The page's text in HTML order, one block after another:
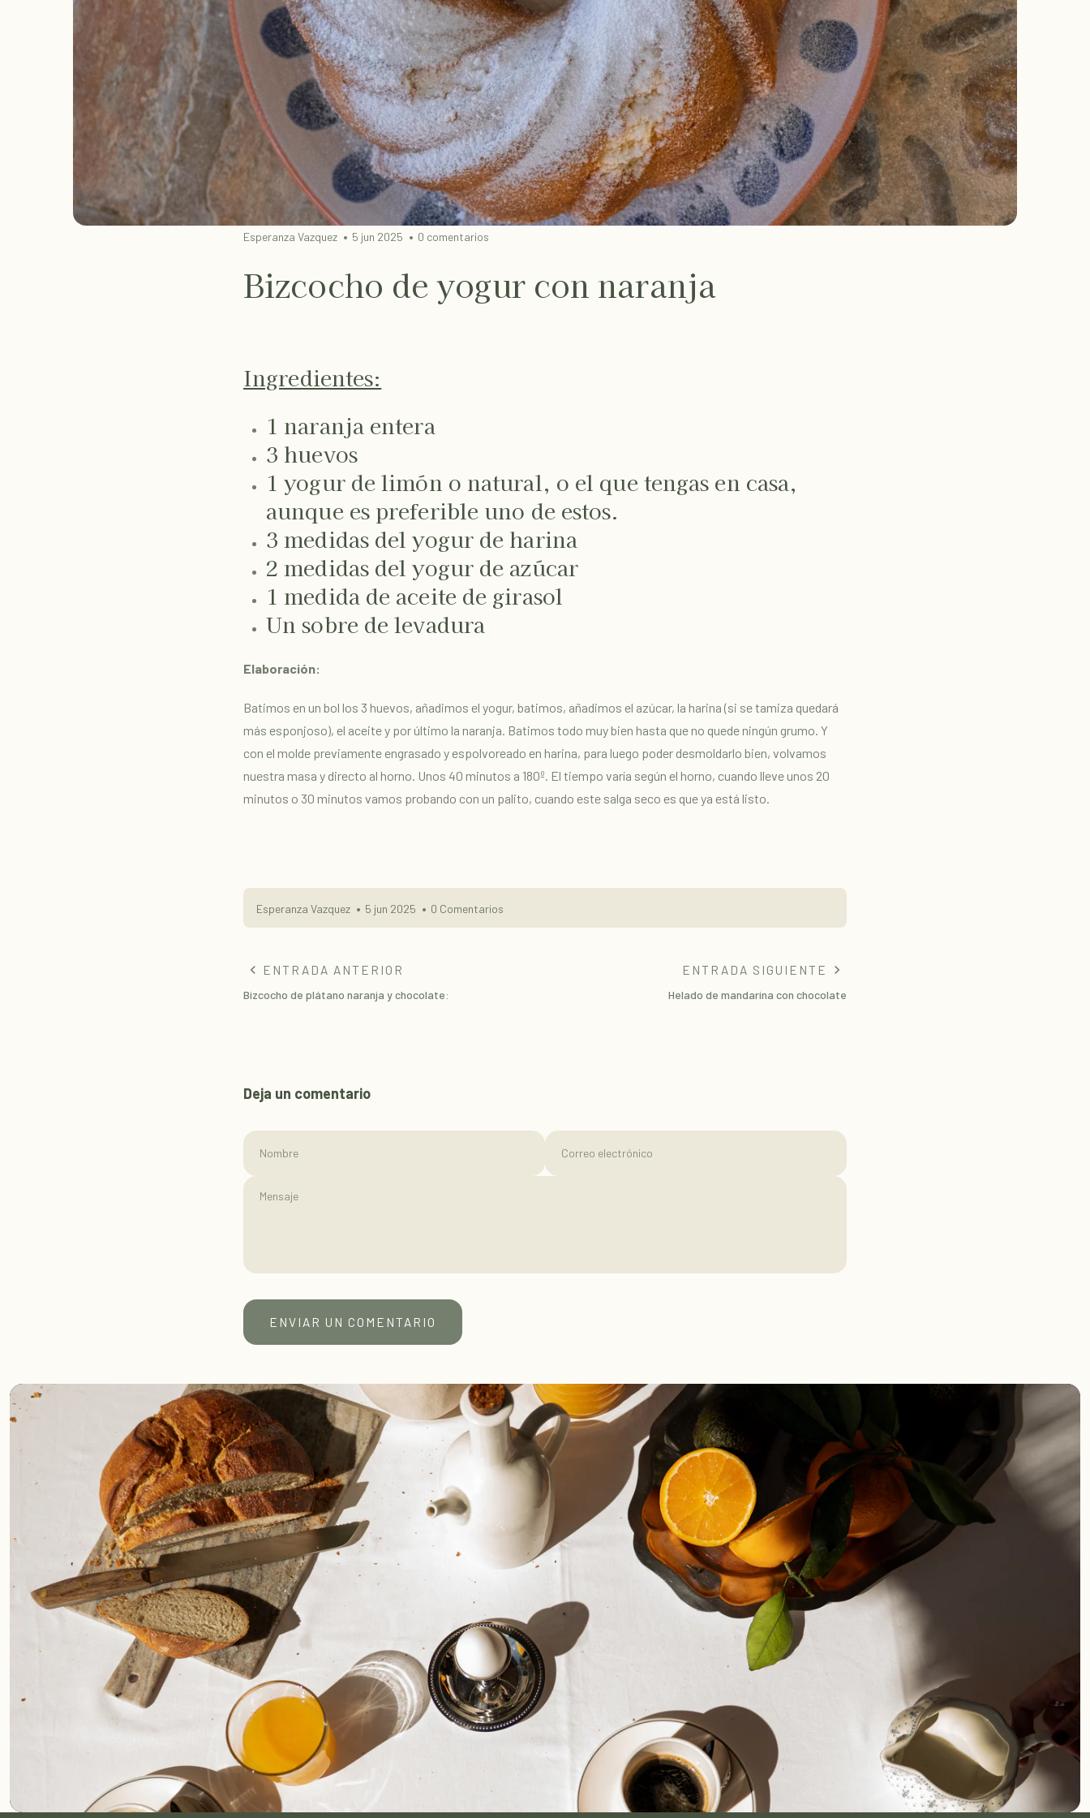
Esperanza Vazquez 5 jun 2025 0 comentarios
Bizcocho de yogur con naranja
Ingredientes:
1 naranja entera
3 huevos
1 yogur de limón o natural, o el que tengas en casa,
aunque es preferible uno de estos.
3 medidas del yogur de harina
2 medidas del yogur de azúcar
1 medida de aceite de girasol
Un sobre de levadura
Elaboración:
Batimos en un bol los 3 huevos, añadimos el yogur, batimos, añadimos el azúcar, la harina (si se tamiza quedará
más esponjoso), el aceite y por último la naranja. Batimos todo muy bien hasta que no quede ningún grumo. Y
con el molde previamente engrasado y espolvoreado en harina, para luego poder desmoldarlo bien, volvamos
nuestra masa y directo al horno. Unos 40 minutos a 180º. El tiempo varía según el horno, cuando lleve unos 20
minutos o 30 minutos vamos probando con un palito, cuando este salga seco es que ya está listo.
Esperanza Vazquez 5 jun 2025 0 Comentarios
ENTRADA ANTERIOR
Bizcocho de plátano naranja y chocolate:
ENTRADA SIGUIENTE
Helado de mandarina con chocolate
Deja un comentario
Nombre Correo electrónico
ENVIAR UN COMENTARIO